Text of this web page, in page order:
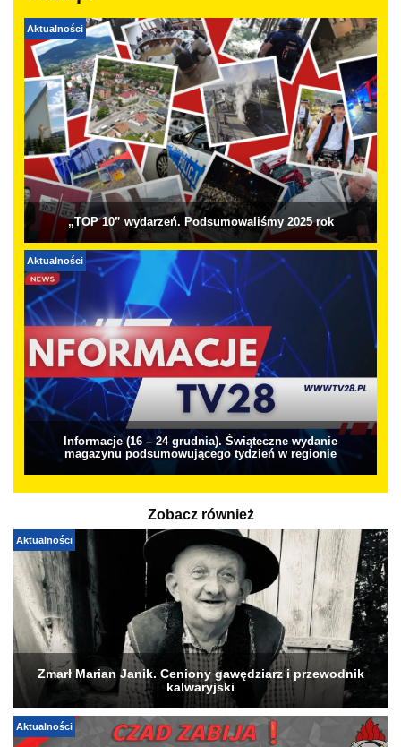
Aktualności
„TOP 10” wydarzeń. Podsumowaliśmy 2025 rok
Aktualności
Informacje (16 – 24 grudnia). Świąteczne wydanie
magazynu podsumowującego tydzień w regionie
Zobacz również
Aktualności
Zmarł Marian Janik. Ceniony gawędziarz i przewodnik
kalwaryjski
Aktualności